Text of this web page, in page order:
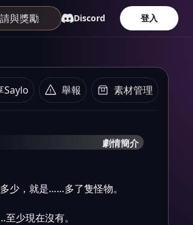
與獎勵 Discord 登入
Saylo 舉報 素材管理
劇情簡介
少，就是……多了隻怪物。
少現在沒有。